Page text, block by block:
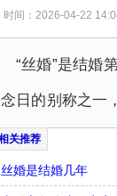
时间：2026-04-22
“丝婚”是结婚
念日的别称之一
丝婚是结婚几年